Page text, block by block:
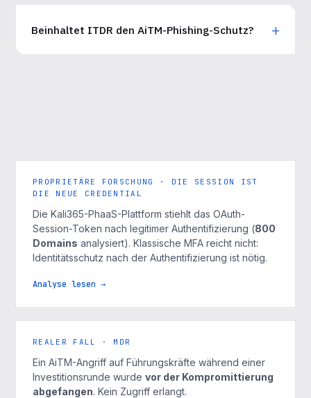
Beinhaltet ITDR den AiTM-Phishing-Schutz?
PROPRIETÄRE FORSCHUNG · DIE SESSION IST
DIE NEUE CREDENTIAL
Die Kali365-PhaaS-Plattform stiehlt das OAuth-
Session-Token nach legitimer Authentifizierung (800
Domains analysiert). Klassische MFA reicht nicht:
Identitätsschutz nach der Authentifizierung ist nötig.
Analyse lesen →
REALER FALL · MDR
Ein AiTM-Angriff auf Führungskräfte während einer
Investitionsrunde wurde vor der Kompromittierung
abgefangen. Kein Zugriff erlangt.